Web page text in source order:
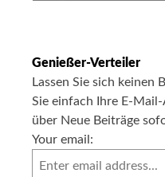
Genießer-Verteiler
Lassen Sie sich keinen
Sie einfach Ihre E-
über Neue Beiträge
Your email: